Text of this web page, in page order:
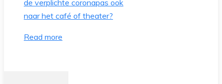
Read more